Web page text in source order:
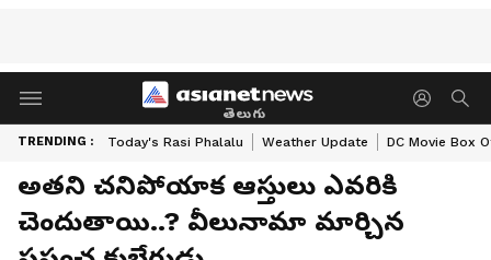
తెలుగు
TRENDING : Today's Rasi Phalalu Weather Update DC Movie Box
అతని చనిపోయాక ఆస్తులు ఎవరికి
చెందుతాయి..? వీలునామా మార్చిన